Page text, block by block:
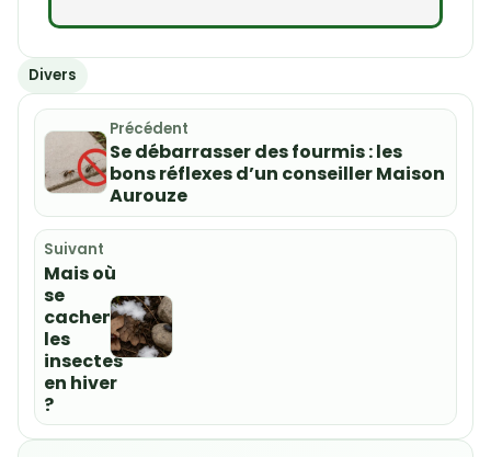
Divers
Précédent
Se débarrasser des fourmis : les
bons réflexes d’un conseiller Maison
Aurouze
Suivant
Mais où
se
cachent
les
insectes
en hiver
?